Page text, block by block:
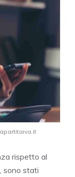
rispetto al
sono stati